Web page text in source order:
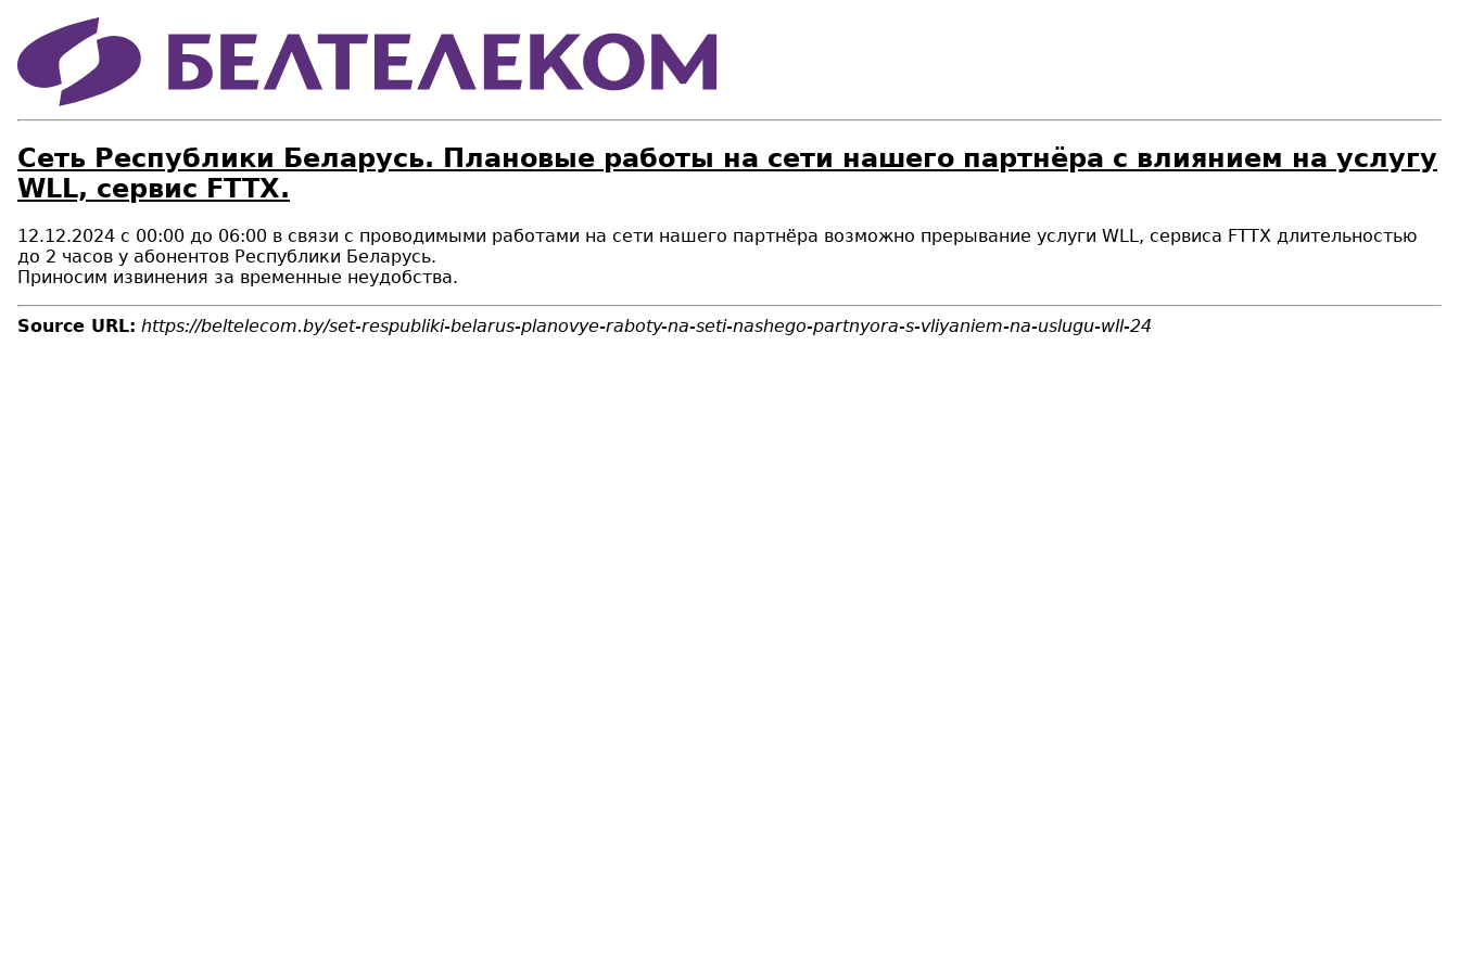
Сеть Республики Беларусь. Плановые работы на сети нашего партнёра с влиянием на услугу
WLL, сервис FTTX.
12.12.2024 с 00:00 до 06:00 в связи с проводимыми работами на сети нашего партнёра возможно прерывание услуги WLL, сервиса FTTX длительностью
до 2 часов у абонентов Республики Беларусь.
Приносим извинения за временные неудобства.
Source URL: https://beltelecom.by/set-respubliki-belarus-planovye-raboty-na-seti-nashego-partnyora-s-vliyaniem-na-uslugu-wll-24